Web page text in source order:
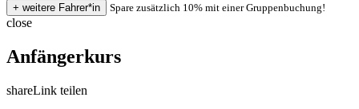
Spare zusätzlich 10% mit einer Gruppenbuchung!
close
Anfängerkurs
shareLink teilen